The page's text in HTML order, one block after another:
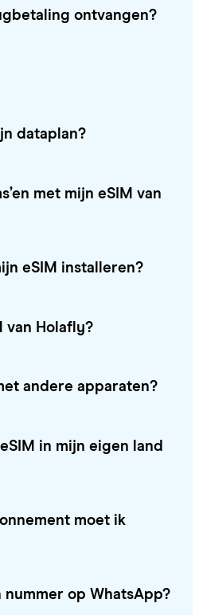
ontvangen?
dataplan?
met mijn eSIM van
eSIM installeren?
van Holafly?
andere apparaten?
in mijn eigen land
moet ik
nummer op WhatsApp?